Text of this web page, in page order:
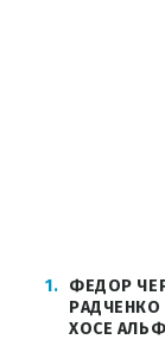
1
ФЕДОР
РАДЧЕНКО
ХОСЕ